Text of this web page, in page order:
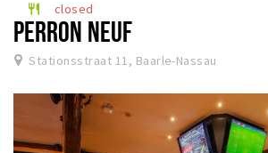
restaurant closed
PERRON NEUF
Stationsstraat 11, Baarle-Nassau